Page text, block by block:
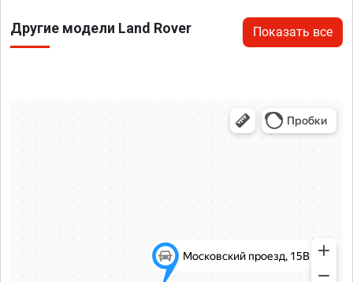
Другие модели Land Rover Показать все